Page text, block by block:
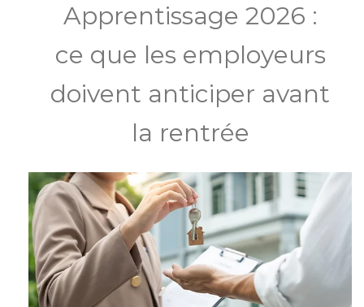
Apprentissage 2026 :
ce que les employeurs
doivent anticiper avant
la rentrée